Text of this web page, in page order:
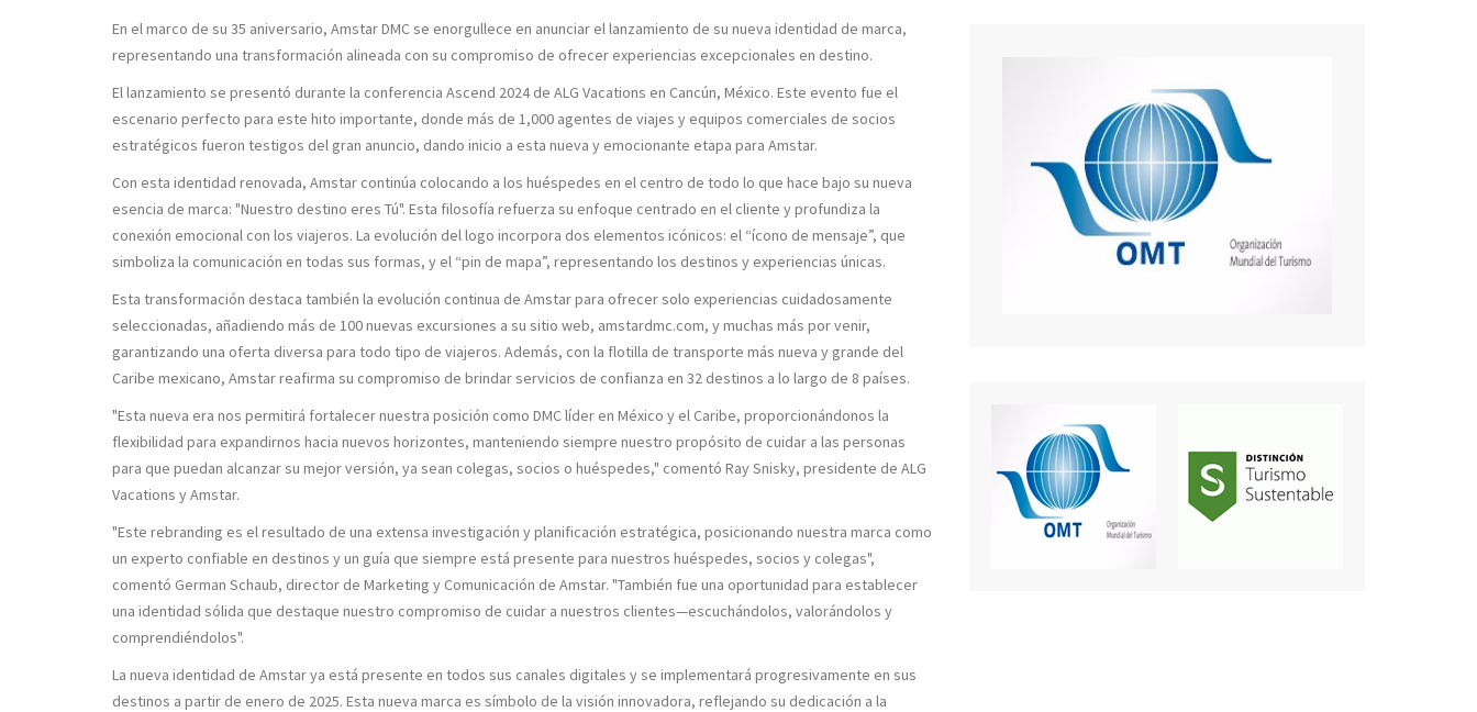
En el marco de su 35 aniversario, Amstar DMC se enorgullece en anunciar el lanzamiento de su nueva identidad de marca,
representando una transformación alineada con su compromiso de ofrecer experiencias excepcionales en destino.
El lanzamiento se presentó durante la conferencia Ascend 2024 de ALG Vacations en Cancún, México. Este evento fue el
escenario perfecto para este hito importante, donde más de 1,000 agentes de viajes y equipos comerciales de socios
estratégicos fueron testigos del gran anuncio, dando inicio a esta nueva y emocionante etapa para Amstar.
Con esta identidad renovada, Amstar continúa colocando a los huéspedes en el centro de todo lo que hace bajo su nueva
esencia de marca: "Nuestro destino eres Tú". Esta filosofía refuerza su enfoque centrado en el cliente y profundiza la
conexión emocional con los viajeros. La evolución del logo incorpora dos elementos icónicos: el “ícono de mensaje”, que
simboliza la comunicación en todas sus formas, y el “pin de mapa”, representando los destinos y experiencias únicas.
Esta transformación destaca también la evolución continua de Amstar para ofrecer solo experiencias cuidadosamente
seleccionadas, añadiendo más de 100 nuevas excursiones a su sitio web, amstardmc.com, y muchas más por venir,
garantizando una oferta diversa para todo tipo de viajeros. Además, con la flotilla de transporte más nueva y grande del
Caribe mexicano, Amstar reafirma su compromiso de brindar servicios de confianza en 32 destinos a lo largo de 8 países.
"Esta nueva era nos permitirá fortalecer nuestra posición como DMC líder en México y el Caribe, proporcionándonos la
flexibilidad para expandirnos hacia nuevos horizontes, manteniendo siempre nuestro propósito de cuidar a las personas
para que puedan alcanzar su mejor versión, ya sean colegas, socios o huéspedes," comentó Ray Snisky, presidente de ALG
Vacations y Amstar.
"Este rebranding es el resultado de una extensa investigación y planificación estratégica, posicionando nuestra marca como
un experto confiable en destinos y un guía que siempre está presente para nuestros huéspedes, socios y colegas",
comentó German Schaub, director de Marketing y Comunicación de Amstar. "También fue una oportunidad para establecer
una identidad sólida que destaque nuestro compromiso de cuidar a nuestros clientes—escuchándolos, valorándolos y
comprendiéndolos".
La nueva identidad de Amstar ya está presente en todos sus canales digitales y se implementará progresivamente en sus
destinos a partir de enero de 2025. Esta nueva marca es símbolo de la visión innovadora, reflejando su dedicación a la